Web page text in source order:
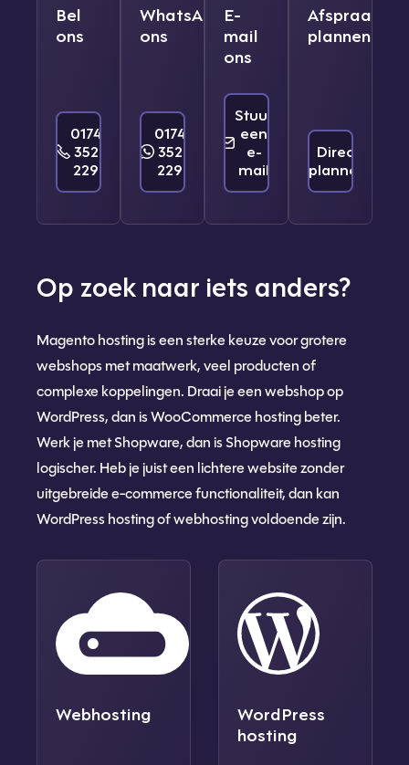
Bel
ons
0174
352
229
WhatsApp
ons
0174
352
229
E-
mail
ons
Stuur
een
e-
mail
Afspraak
plannen
Direct
plannen
Op zoek naar iets anders?
Magento hosting is een sterke keuze voor grotere
webshops met maatwerk, veel producten of
complexe koppelingen. Draai je een webshop op
WordPress, dan is WooCommerce hosting beter.
Werk je met Shopware, dan is Shopware hosting
logischer. Heb je juist een lichtere website zonder
uitgebreide e-commerce functionaliteit, dan kan
WordPress hosting of webhosting voldoende zijn.
Webhosting
WordPress
hosting